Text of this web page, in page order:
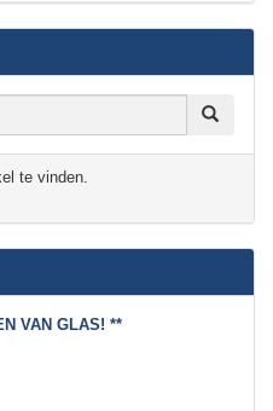
te vinden.
VAN GLAS! **